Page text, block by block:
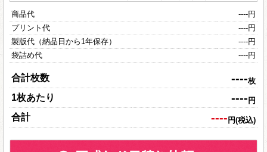
商品代 ----円
プリント代
----円
製版代（納品日から1年保存）
----円
袋詰め代
----円
合計枚数 ----枚
1枚あたり ---- 円
合計 ---- 円(税込)